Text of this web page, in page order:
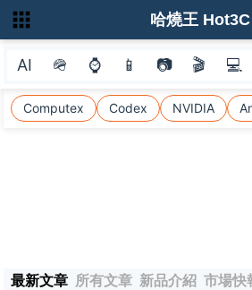
AI 🪖 ⌚ 📱 📷 🎬 💻
Computex Codex NVIDIA
哈燒王 Hot3C
最新文章 所有文章 新品介紹 市場快